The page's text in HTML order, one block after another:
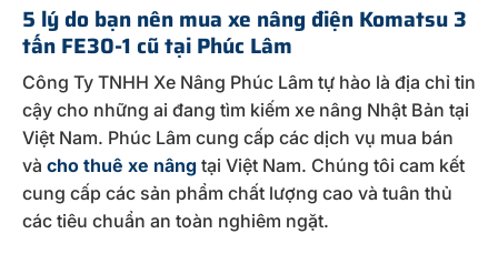
5 lý do bạn nên mua xe nâng điện Komatsu 3
tấn FE30-1 cũ tại Phúc Lâm
Công Ty TNHH Xe Nâng Phúc Lâm tự hào là địa chỉ tin
cậy cho những ai đang tìm kiếm xe nâng Nhật Bản tại
Việt Nam. Phúc Lâm cung cấp các dịch vụ mua bán
và cho thuê xe nâng tại Việt Nam. Chúng tôi cam kết
cung cấp các sản phẩm chất lượng cao và tuân thủ
các tiêu chuẩn an toàn nghiêm ngặt.